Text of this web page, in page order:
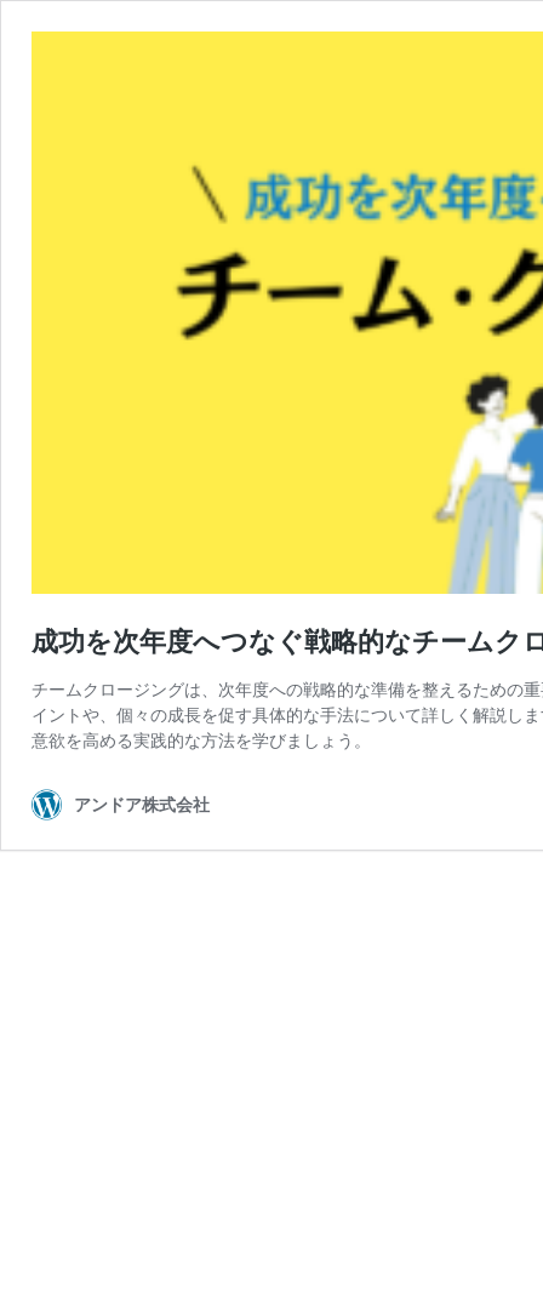
成功を次年度へつなぐ戦略的なチームク
チームクロージングは、次年度への戦略的な準備を整えるための
イントや、個々の成長を促す具体的な手法について詳しく解説し
意欲を高める実践的な方法を学びましょう。
アンドア株式会社